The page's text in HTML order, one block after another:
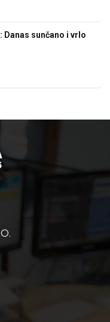
sunčano i vrlo